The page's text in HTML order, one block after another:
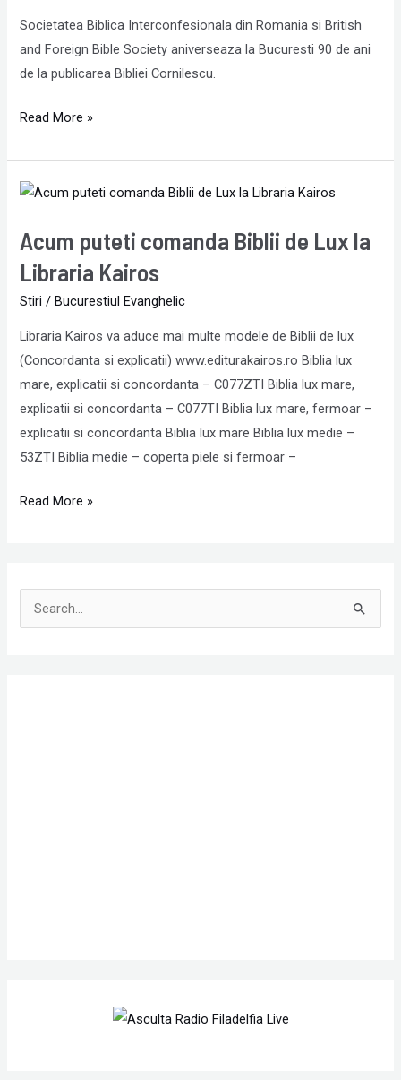
Societatea Biblica Interconfesionala din Romania si British
and Foreign Bible Society aniverseaza la Bucuresti 90 de ani
de la publicarea Bibliei Cornilescu.
Read More »
Acum puteti comanda Biblii de Lux la
Libraria Kairos
Stiri / Bucurestiul Evanghelic
Libraria Kairos va aduce mai multe modele de Biblii de lux
(Concordanta si explicatii) www.editurakairos.ro Biblia lux
mare, explicatii si concordanta – C077ZTI Biblia lux mare,
explicatii si concordanta – C077TI Biblia lux mare, fermoar –
explicatii si concordanta Biblia lux mare Biblia lux medie –
53ZTI Biblia medie – coperta piele si fermoar –
Acum
comanda
Biblii
la
Libraria
Kairos
Read More »